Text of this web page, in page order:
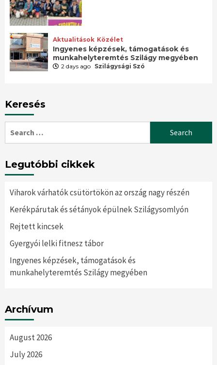
Aktualitások Közélet
Ingyenes képzések, támogatások és
munkahelyteremtés Szilágy megyében
2 days ago Szilágysági Szó
Keresés
for:
Legutóbbi cikkek
Viharok várhatók csütörtökön az ország nagy részén
Kerékpárutak és sétányok épülnek Szilágysomlyón
Rejtett kincsek
Gyergyói lelki fitnesz tábor
Ingyenes képzések, támogatások és
munkahelyteremtés Szilágy megyében
Archívum
August 2026
July 2026